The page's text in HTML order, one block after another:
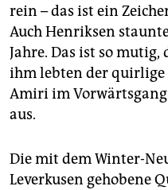
rein – das ist ein
Auch Henriksen
Jahre. Das ist so
ihm lebten der
Amiri im
aus.
Die mit dem Winter-
Leverkusen gehobene